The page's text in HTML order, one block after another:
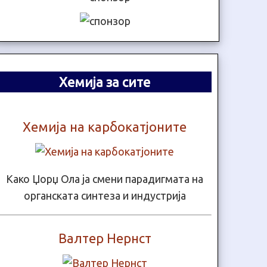
Хемија за сите
Хемија на карбокатјоните
Како Џорџ Ола ја смени парадигмата на
органската синтеза и индустрија
Валтер Нернст